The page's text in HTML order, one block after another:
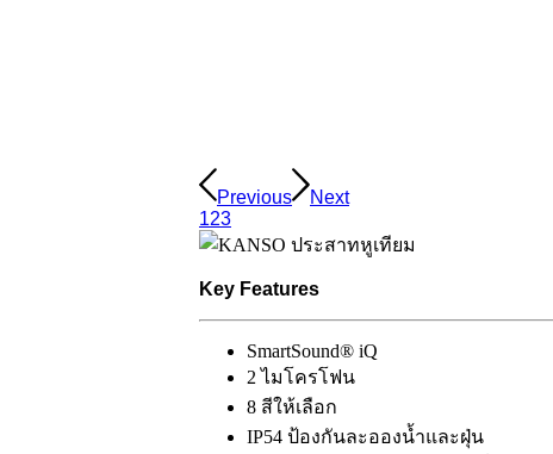
Previous
Next
123
Key Features
SmartSound® iQ
2 ไมโครโฟน
8 สีให้เลือก
IP54 ป้องกันละอองน้ำและฝุ่น